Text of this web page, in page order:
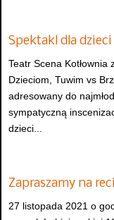
Spektakl dla
Teatr Scena Kotłownia
Dzieciom, Tuwim vs
adresowany do
sympatyczną
dzieci...
Zapraszamy na
27 listopada 2021 o